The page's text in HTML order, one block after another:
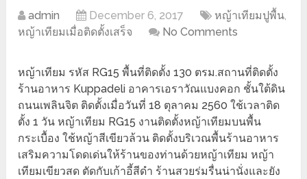
admin December 6, 2017 หญ้าเทียมปูพื้น,
หญ้าเทียมเมื่อติดตั้งเสร็จ
No Comments
หญ้าเทียม รหัส RG15 พื้นที่ติดตั้ง 130 ตรม.สถานที่ติดตั้ง
ร้านอาหาร Kuppadeli อาคารเอราวัณแบงคอก ชั้นใต้ดิน
ถนนเพลินจิต ติดตั้งเมื่อวันที่ 18 ตุลาคม 2560 ใช้เวลาติด
ตั้ง 1 วัน หญ้าเทียม RG15 งานติดตั้งหญ้าเทียมบนพื้น
กระเบื้อง ใช้หญ้าสีเขียวล้วน ติดตั้งบริเวณพื้นร้านอาหาร
เสริมความโดดเด่นให้ร้านของท่านด้วยหญ้าเทียม หญ้า
เทียมเขียวสด ตัดกับเก้าอี้สีดำ ร้านสวยร่มรื่นน่านั่งและยัง